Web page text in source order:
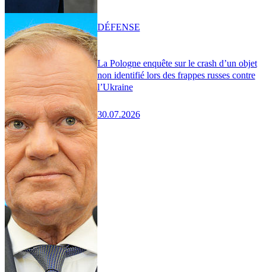
La Pologne enquête sur le crash d’un objet
non identifié lors des frappes russes contre
l’Ukraine
30.07.2026
DÉFENSE